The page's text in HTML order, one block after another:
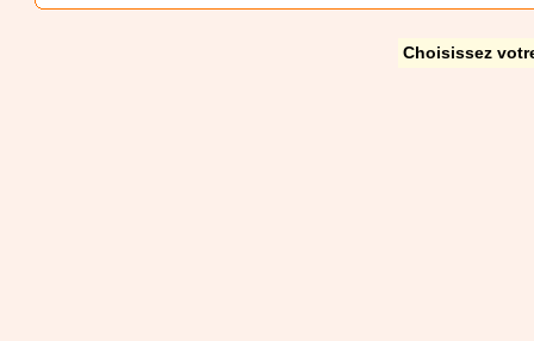
Choisissez